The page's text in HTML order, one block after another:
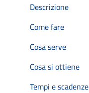
Descrizione
Come fare
Cosa serve
Cosa si ottiene
Tempi e scadenze